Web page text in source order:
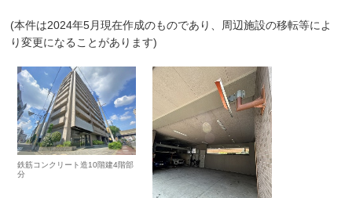
(本件は2024年5月現在作成のものであり、周辺施設の移転等によ
り変更になることがあります)
鉄筋コンクリート造10階建4階部
分